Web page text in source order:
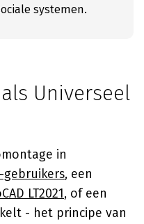
systemen.
Universeel
in
, een
LT2021, of een
- het principe van